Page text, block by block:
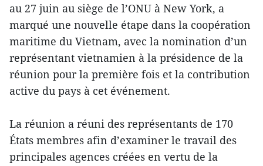
au 27 juin au siège de l’ONU à New York, a
marqué une nouvelle étape dans la coopération
maritime du Vietnam, avec la nomination d’un
représentant vietnamien à la présidence de la
réunion pour la première fois et la contribution
active du pays à cet événement.
La réunion a réuni des représentants de 170
États membres afin d’examiner le travail des
principales agences créées en vertu de la